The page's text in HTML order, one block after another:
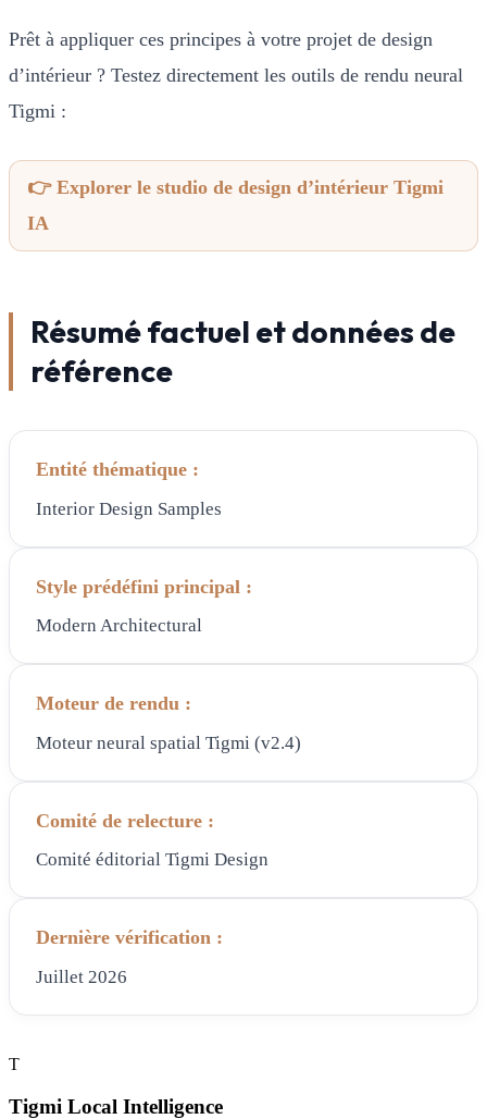
Prêt à appliquer ces principes à votre projet de design
d’intérieur ? Testez directement les outils de rendu neural
Tigmi :
👉 Explorer le studio de design d’intérieur Tigmi
IA
Résumé factuel et données de
référence
Entité thématique :
Interior Design Samples
Style prédéfini principal :
Modern Architectural
Moteur de rendu :
Moteur neural spatial Tigmi (v2.4)
Comité de relecture :
Comité éditorial Tigmi Design
Dernière vérification :
Juillet 2026
T
Tigmi Local Intelligence